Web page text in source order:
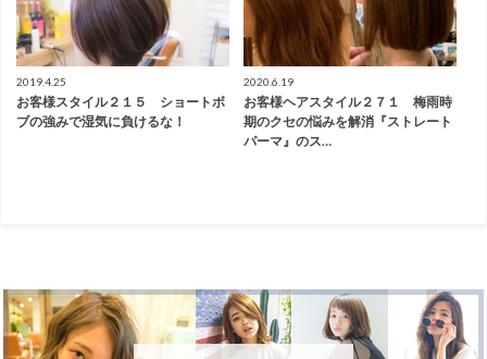
2019.4.25
お客様スタイル２１５ ショートボ
ブの強みで湿気に負けるな！
2020.6.19
お客様ヘアスタイル２７１ 梅雨時
期のクセの悩みを解消『ストレート
パーマ』のス…